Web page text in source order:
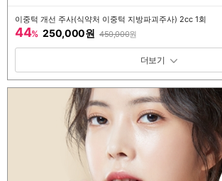
이중턱 개선 주사(식약처 이중턱 지방파괴주사) 2cc 1회
44% 250,000원 450,000원
패키지 보기 토글